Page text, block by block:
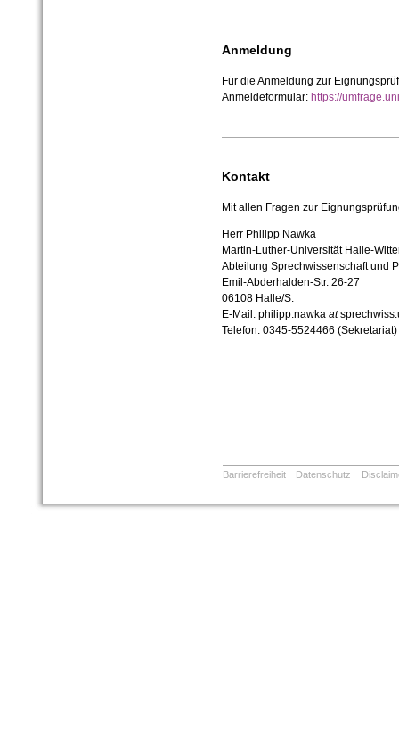
Anmeldung
Für die Anmeldung zur
Anmeldeformular: https://
Kontakt
Mit allen Fragen zur
Herr Philipp Nawka
Martin-Luther-Universität Halle-
Abteilung Sprechwissenschaft und
Emil-Abderhalden-Str. 26-27
06108 Halle/S.
E-Mail: philipp.nawka at
Telefon: 0345-5524466 (Sekretariat)
Barrierefreiheit Datenschutz